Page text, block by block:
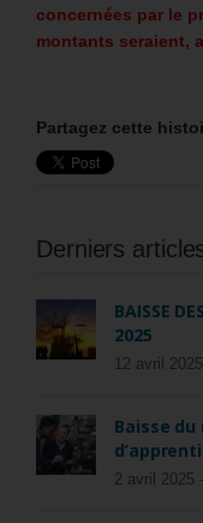
concernées par le
montants seraient,
Partagez cette
Derniers
BAISSE
2025
12 avril
Baisse
2 avril 2025 -